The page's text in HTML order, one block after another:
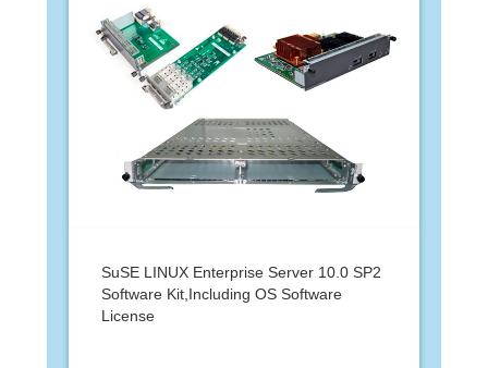
SuSE LINUX Enterprise Server 10.0 SP2
Software Kit,Including OS Software
License